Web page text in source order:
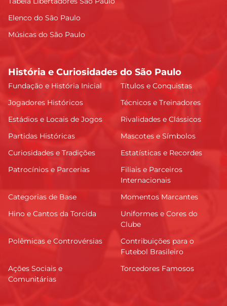
Elenco do São Paulo
Músicas do São Paulo
História e Curiosidades do São Paulo
Fundação e História Inicial
Títulos e Conquistas
Jogadores Históricos
Técnicos e Treinadores
Estádios e Locais de Jogos
Rivalidades e Clássicos
Partidas Históricas
Mascotes e Símbolos
Curiosidades e Tradições
Estatísticas e Recordes
Patrocínios e Parcerias
Filiais e Parceiros
Internacionais
Categorias de Base
Momentos Marcantes
Hino e Cantos da Torcida
Uniformes e Cores do
Clube
Polêmicas e Controvérsias
Contribuições para o
Futebol Brasileiro
Ações Sociais e
Comunitárias
Torcedores Famosos